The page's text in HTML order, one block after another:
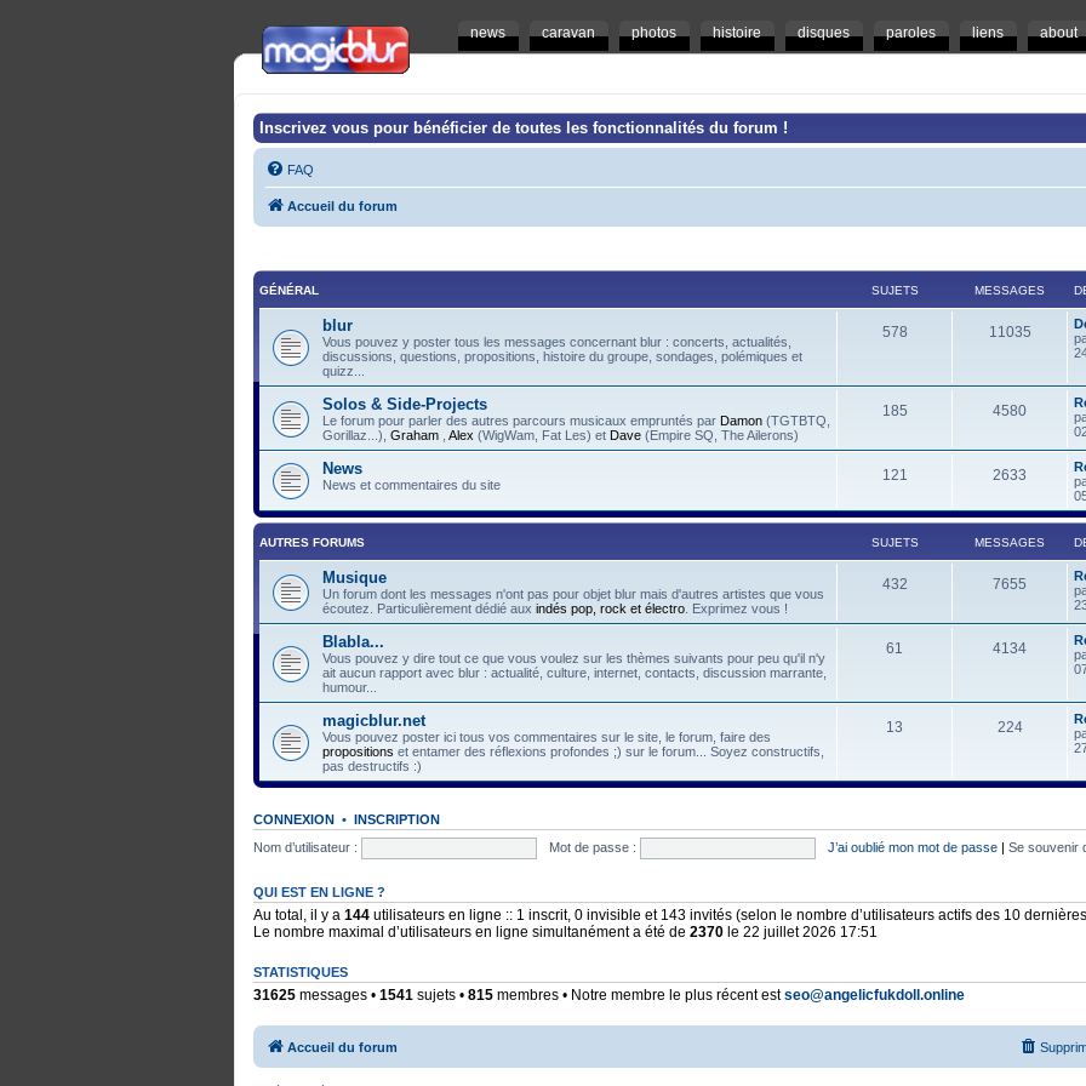
news caravan photos histoire disques paroles liens about
Inscrivez vous pour bénéficier de toutes les fonctionnalités du forum !
FAQ
Accueil du forum
GÉNÉRAL SUJETS MESSAGES
blur
Vous pouvez y poster tous les messages concernant blur : concerts, actualités,
discussions, questions, propositions, histoire du groupe, sondages, polémiques et
quizz...
578 11035
Solos & Side-Projects
Le forum pour parler des autres parcours musicaux empruntés par Damon (TGTBTQ,
Gorillaz...), Graham Alex (WigWam, Fat Les) et Dave (Empire SQ, The Ailerons)
185 4580
News
News et commentaires du site
121 2633
AUTRES FORUMS SUJETS MESSAGES
Musique
Un forum dont les messages n'ont pas pour objet blur mais d'autres artistes que vous
écoutez. Particulièrement dédié aux indés pop, rock et électro . Exprimez vous !
432 7655
Blabla...
Vous pouvez y dire tout ce que vous voulez sur les thèmes suivants pour peu qu'il n'y
ait aucun rapport avec blur : actualité, culture, internet, contacts, discussion marrante,
humour...
61 4134
magicblur.net
Vous pouvez poster ici tous vos commentaires sur le site, le forum, faire des
propositions et entamer des réflexions profondes ;) sur le forum... Soyez constructifs,
pas destructifs :)
13 224
CONNEXION • INSCRIPTION
Nom d’utilisateur :
Mot de passe : J’ai oublié mon mot de passe | Se souvenir
QUI EST EN LIGNE ?
Au total, il y a 144 utilisateurs en ligne :: 1 inscrit, 0 invisible et 143 invités (selon le nombre d’utilisateurs actifs des 10
Le nombre maximal d’utilisateurs en ligne simultanément a été de 2370 le 22 juillet 2026 17:51
STATISTIQUES
31625 messages • 1541 sujets • 815 membres • Notre membre le plus récent estseo@angelicfukdoll.online
Accueil du forum